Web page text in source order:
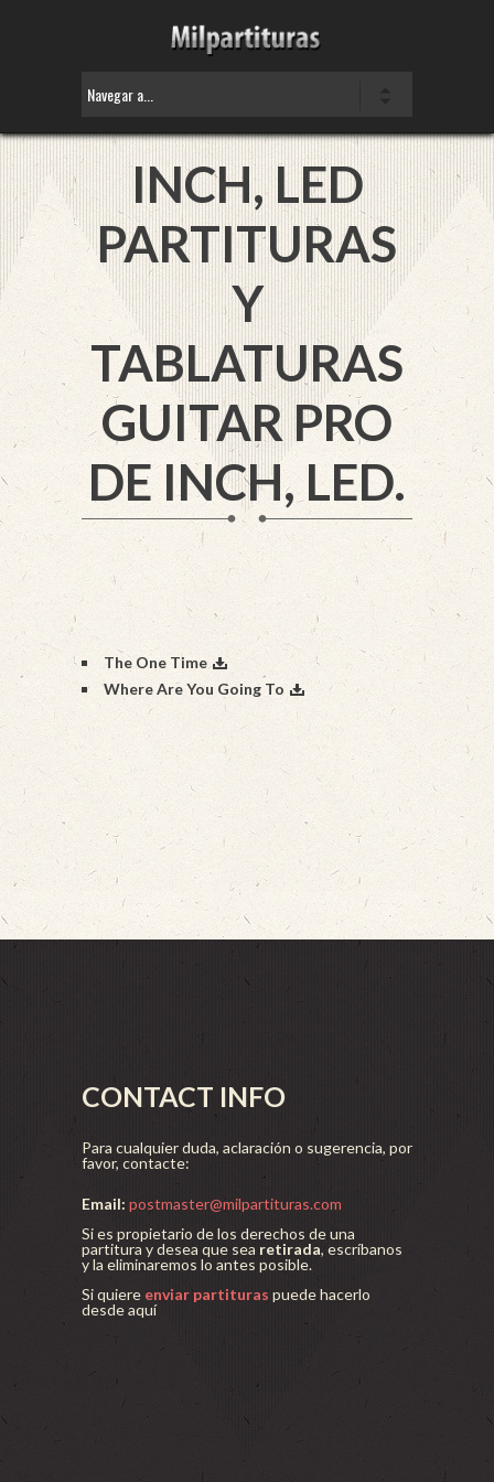
INCH, LED
PARTITURAS
Y
TABLATURAS
GUITAR PRO
DE INCH, LED.
The One Time
Where Are You Going To
CONTACT INFO
Para cualquier duda, aclaración o sugerencia, por
favor, contacte:
Email: postmaster@milpartituras.com
Si es propietario de los derechos de una
partitura y desea que sea retirada, escríbanos
y la eliminaremos lo antes posible.
Si quiere enviar partituras puede hacerlo
desde aquí